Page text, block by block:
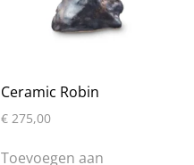
Ceramic Robin
€ 275,00
Toevoegen aan